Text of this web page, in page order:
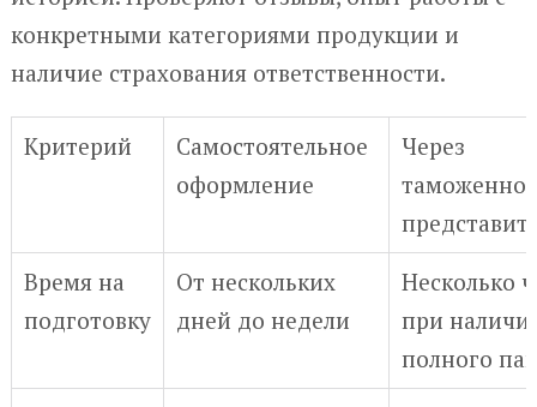
конкретными категориями продукции и
наличие страхования ответственности.
Критерий
Самостоятельное
оформление
Через
Время на
подготовку
От нескольких
дней до недели
Несколько
при
полного